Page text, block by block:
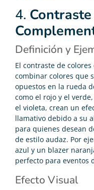
4.
Definición y
El contraste de
combinar colores que
opuestos en la rueda
como el rojo y el
el violeta, crean un
llamativo debido a su
para quienes desean
de estilo audaz. Por
azul y un blazer
perfecto para eventos
Efecto Visual